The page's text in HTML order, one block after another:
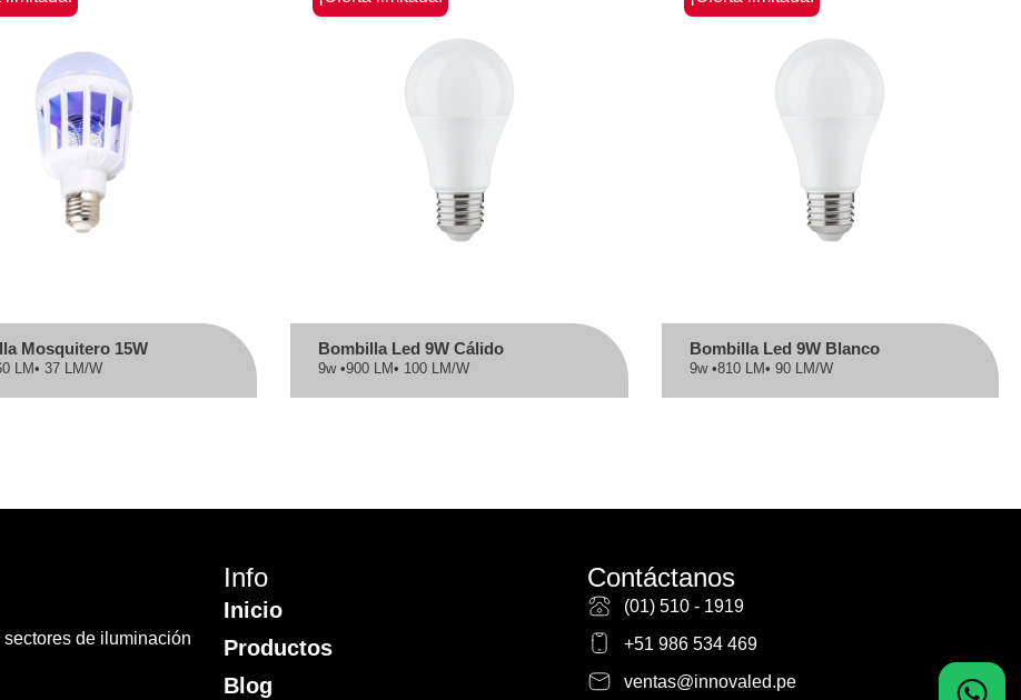
Mosquitero 15W
LM• 37 LM/W
Bombilla Led 9W Cálido
9w •900 LM• 100 LM/W
Bombilla Led 9W Blanco
9w •810 LM• 90 LM/W
de iluminación
Info
Inicio
Productos
Blog
Contáctanos
(01) 510 - 1919
+51 986 534 469
ventas@innovaled.pe